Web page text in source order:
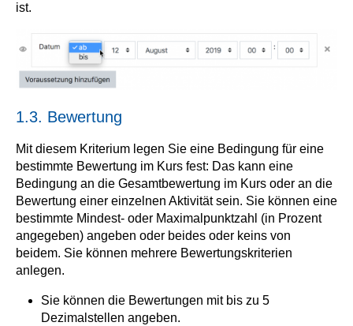
ist.
1.3. Bewertung
Mit diesem Kriterium legen Sie eine Bedingung für eine
bestimmte Bewertung im Kurs fest: Das kann eine
Bedingung an die Gesamtbewertung im Kurs oder an die
Bewertung einer einzelnen Aktivität sein. Sie können eine
bestimmte Mindest- oder Maximalpunktzahl (in Prozent
angegeben) angeben oder beides oder keins von
beidem. Sie können mehrere Bewertungskriterien
anlegen.
Sie können die Bewertungen mit bis zu 5
Dezimalstellen angeben.